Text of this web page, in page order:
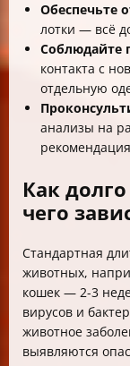
Обеспечьте
лотки — всё
Соблюдайте
контакта с
отдельную
анализы на
Как
чего
Стандартная
животных,
кошек — 2-3
вирусов и
животное
выявляются